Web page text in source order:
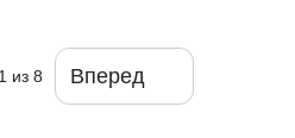
1 из 8 Вперед